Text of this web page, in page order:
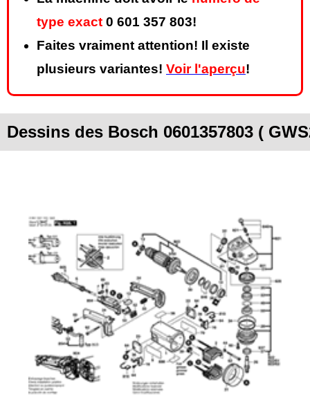
type exact 0 601 357 803!
Faites vraiment attention! Il existe
plusieurs variantes! Voir l'aperçu!
Dessins des Bosch 0601357803 (